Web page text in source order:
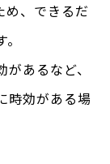
め、できるだ
あるなど、
時効がある場